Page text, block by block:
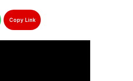
Copy Link